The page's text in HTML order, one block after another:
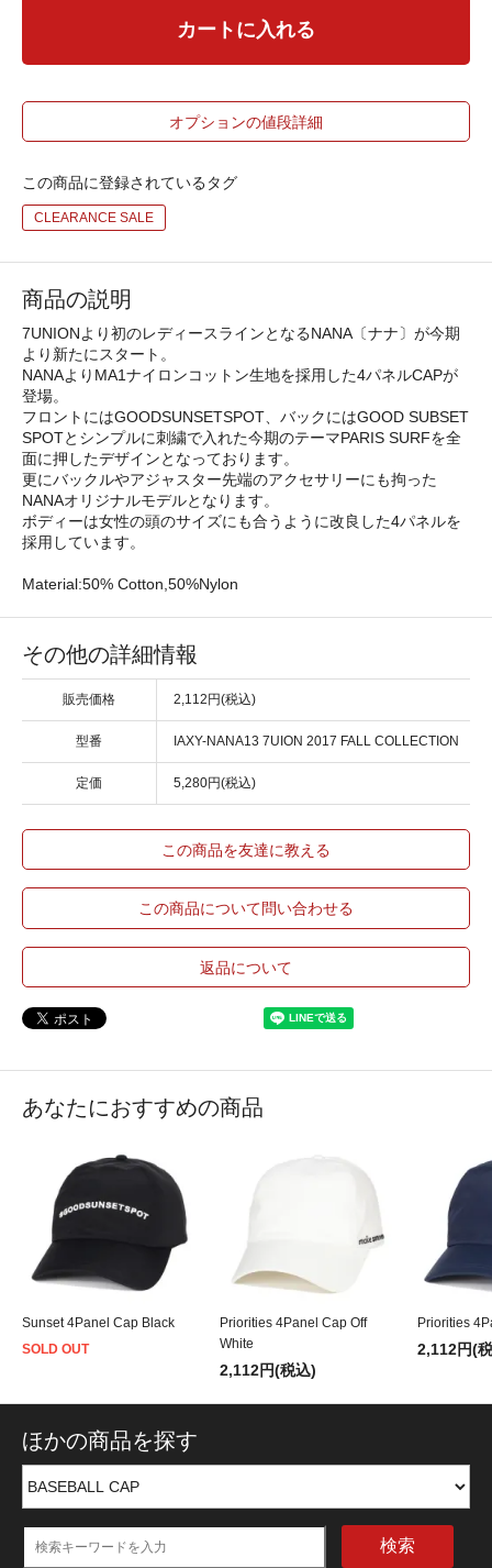
カートに入れる
オプションの値段詳細
この商品に登録されているタグ
CLEARANCE SALE
商品の説明
7UNIONより初のレディースラインとなるNANA〔ナナ〕が今期
より新たにスタート。
NANAよりMA1ナイロンコットン生地を採用した4パネルCAPが
登場。
フロントにはGOODSUNSETSPOT、バックにはGOOD SUBSET
SPOTとシンプルに刺繍で入れた今期のテーマPARIS SURFを全
面に押したデザインとなっております。
更にバックルやアジャスター先端のアクセサリーにも拘った
NANAオリジナルモデルとなります。
ボディーは女性の頭のサイズにも合うように改良した4パネルを
採用しています。
Material:50% Cotton,50%Nylon
その他の詳細情報
販売価格 2,112円(税込)
型番 IAXY-NANA13 7UION 2017 FALL COLLECTION
定価 5,280円(税込)
この商品を友達に教える
この商品について問い合わせる
返品について
あなたにおすすめの商品
Sunset 4Panel Cap Black
SOLD OUT
Priorities 4Panel Cap Off
White
2,112円(税込)
Priorities
2,112円(
ほかの商品を探す
検索